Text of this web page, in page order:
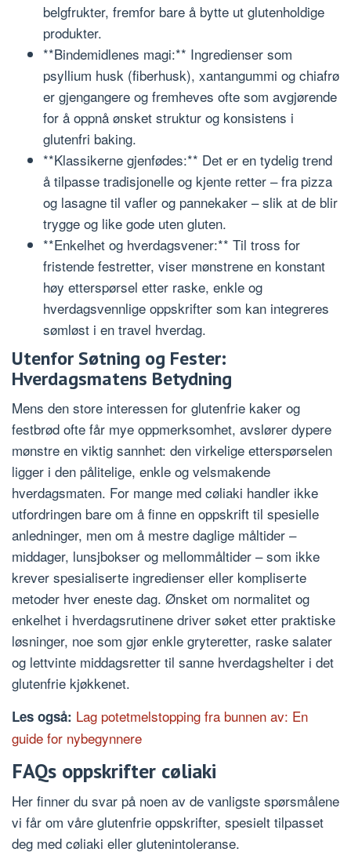
belgfrukter, fremfor bare å bytte ut glutenholdige
produkter.
**Bindemidlenes magi:** Ingredienser som
psyllium husk (fiberhusk), xantangummi og chiafrø
er gjengangere og fremheves ofte som avgjørende
for å oppnå ønsket struktur og konsistens i
glutenfri baking.
**Klassikerne gjenfødes:** Det er en tydelig trend
å tilpasse tradisjonelle og kjente retter – fra pizza
og lasagne til vafler og pannekaker – slik at de blir
trygge og like gode uten gluten.
**Enkelhet og hverdagsvener:** Til tross for
fristende festretter, viser mønstrene en konstant
høy etterspørsel etter raske, enkle og
hverdagsvennlige oppskrifter som kan integreres
sømløst i en travel hverdag.
Utenfor Søtning og Fester:
Hverdagsmatens Betydning
Mens den store interessen for glutenfrie kaker og
festbrød ofte får mye oppmerksomhet, avslører dypere
mønstre en viktig sannhet: den virkelige etterspørselen
ligger i den pålitelige, enkle og velsmakende
hverdagsmaten. For mange med cøliaki handler ikke
utfordringen bare om å finne en oppskrift til spesielle
anledninger, men om å mestre daglige måltider –
middager, lunsjbokser og mellommåltider – som ikke
krever spesialiserte ingredienser eller kompliserte
metoder hver eneste dag. Ønsket om normalitet og
enkelhet i hverdagsrutinene driver søket etter praktiske
løsninger, noe som gjør enkle gryteretter, raske salater
og lettvinte middagsretter til sanne hverdagshelter i det
glutenfrie kjøkkenet.
Les også: Lag potetmelstopping fra bunnen av: En
guide for nybegynnere
FAQs oppskrifter cøliaki
Her finner du svar på noen av de vanligste spørsmålene
vi får om våre glutenfrie oppskrifter, spesielt tilpasset
deg med cøliaki eller glutenintoleranse.